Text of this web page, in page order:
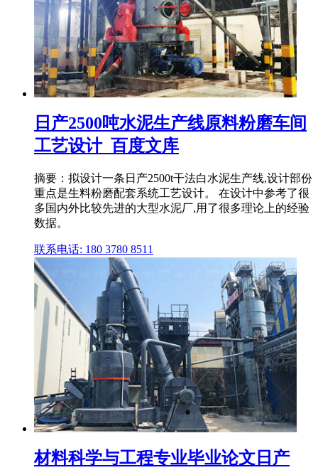
日产2500吨水泥生产线原料粉磨车间
工艺设计_百度文库
摘要：拟设计一条日产2500t干法白水泥生产线,设计部份
重点是生料粉磨配套系统工艺设计。 在设计中参考了很
多国内外比较先进的大型水泥厂,用了很多理论上的经验
数据。
联系电话: 180 3780 8511
材料科学与工程专业毕业论文日产